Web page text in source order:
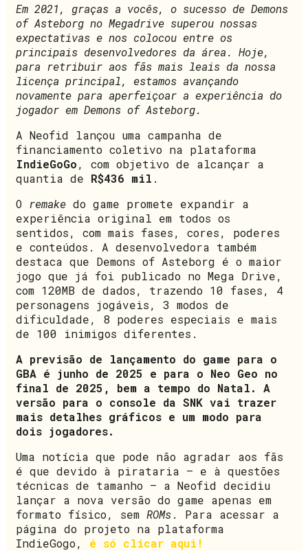
Em 2021, graças a vocês, o sucesso de Demons
of Asteborg no Megadrive superou nossas
expectativas e nos colocou entre os
principais desenvolvedores da área. Hoje,
para retribuir aos fãs mais leais da nossa
licença principal, estamos avançando
novamente para aperfeiçoar a experiência do
jogador em Demons of Asteborg.
A Neofid lançou uma campanha de
financiamento coletivo na plataforma
IndieGoGo, com objetivo de alcançar a
quantia de R$436 mil .
O remake do game promete expandir a
experiência original em todos os
sentidos, com mais fases, cores, poderes
e conteúdos. A desenvolvedora também
destaca que Demons of Asteborg é o maior
jogo que já foi publicado no Mega Drive,
com 120MB de dados, trazendo 10 fases, 4
personagens jogáveis, 3 modos de
dificuldade, 8 poderes especiais e mais
de 100 inimigos diferentes.
A previsão de lançamento do game para o
GBA é junho de 2025 e para o Neo Geo no
final de 2025, bem a tempo do Natal. A
versão para o console da SNK vai trazer
mais detalhes gráficos e um modo para
dois jogadores.
Uma notícia que pode não agradar aos fãs
é que devido à pirataria – e à questões
técnicas de tamanho – a Neofid decidiu
lançar a nova versão do game apenas em
formato físico, sem ROMs. Para acessar a
página do projeto na plataforma
IndieGogo, é só clicar aqui!